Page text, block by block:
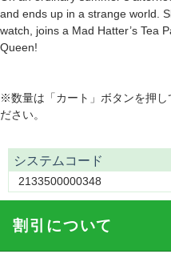
and ends up in a strange world.
watch, joins a Mad Hatter’s Tea
Queen!
※数量は「カート」ボタンを押し
ださい。
システムコード
2133500000348
割引 について